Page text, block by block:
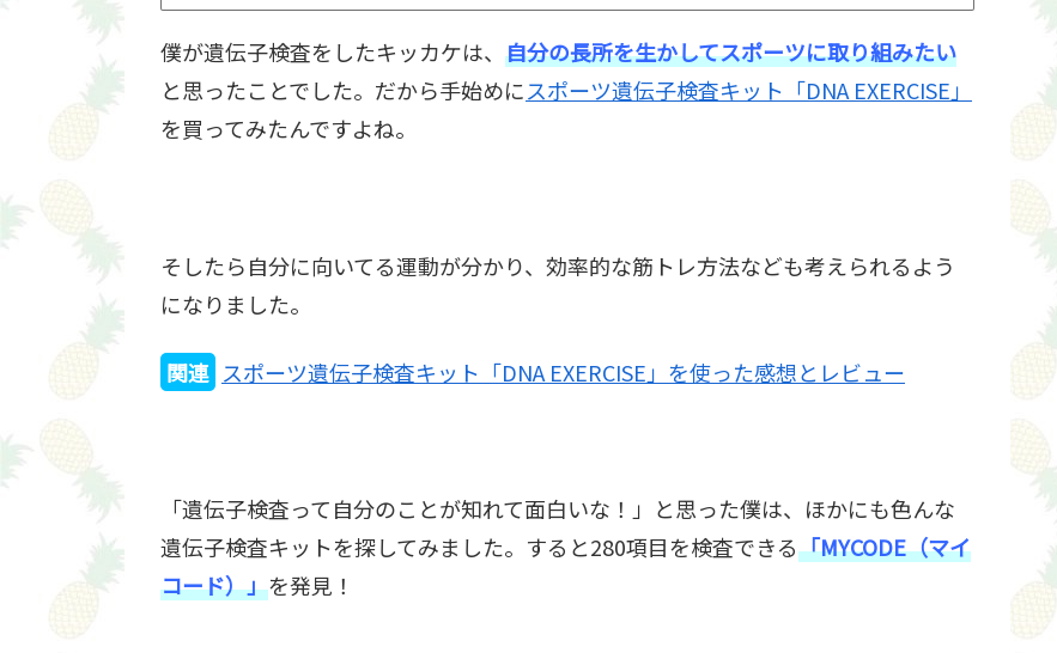
僕が遺伝子検査をしたキッカケは、 自分の長所を生かしてスポーツに取り組みたい
と思ったことでした。だから手始めにスポーツ遺伝子検査キット「DNA EXERCISE」
を買ってみたんですよね。
そしたら自分に向いてる運動が分かり、効率的な筋トレ方法なども考えられるよう
になりました。
関連 スポーツ遺伝子検査キット「DNA EXERCISE」を使った感想とレビュー
「遺伝子検査って自分のことが知れて面白いな！」と思った僕は、ほかにも色んな
遺伝子検査キットを探してみました。すると280項目を検査できる「MYCODE（マイ
コード）」を発見！